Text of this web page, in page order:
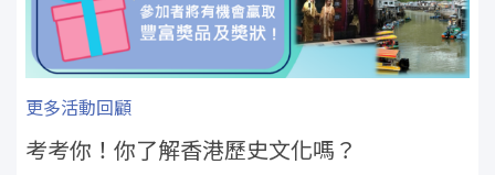
更多活動回顧
考考你！你了解香港歷史文化嗎？